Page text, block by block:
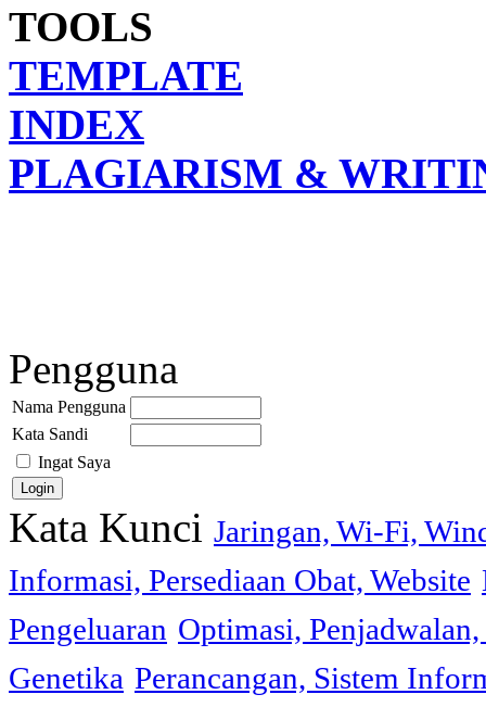
TOOLS
TEMPLATE
INDEX
PLAGIARISM &
Pengguna
Nama Pengguna
Kata Sandi
Ingat Saya
Kata Kunci Jaringan, Wi-Fi,
Informasi, Persediaan Obat, Website
Pengeluaran Optimasi,
Genetika Perancangan, Sistem